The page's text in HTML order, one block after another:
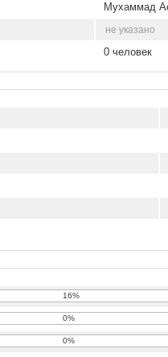
Мухаммад
не указано
0 человек
16%
0%
0%